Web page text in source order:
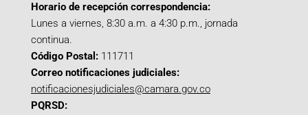
Horario de recepción correspondencia:
Lunes a viernes, 8:30 a.m. a 4:30 p.m., jornada
continua.
Código Postal: 111711
Correo notificaciones judiciales:
notificacionesjudiciales@camara.gov.co
PQRSD: